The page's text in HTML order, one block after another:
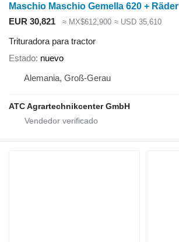
Maschio Maschio Gemella 620 + Räder
EUR 30,821
≈ MX$612,900 ≈ USD 35,610
Trituradora para tractor
Estado nuevo
Alemania, Groß-Gerau
ATC Agrartechnikcenter GmbH